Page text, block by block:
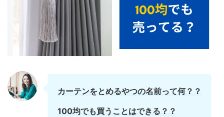
カーテンをとめるやつの名前って何？？
100均でも買うことはできる？？